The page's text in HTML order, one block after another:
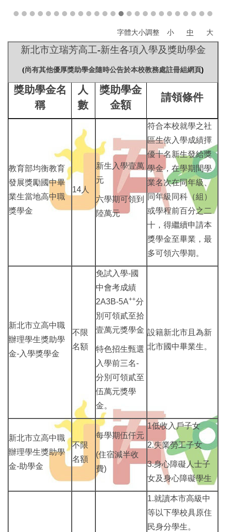
字體大小調整 小 中 大
新北市立瑞芳高工-新生各項入學及獎助學金
(尚有其他優厚獎助學金隨時公告於本校教務處註冊組網頁)
獎助學金名
稱
人
數
獎助學金
金額
請領條件
教育部均衡教育
發展獎勵國中畢
業生當地高中職
獎學金
14人
新生入學壹萬
元
六學期可領到
陸萬元
符合本校就學之社
區生依入學成績擇
優十名新生發給獎
學金，在學期間學
業名次在同年級、
同年級同科（組）
或學程前百分之二
十，得繼續申請本
獎學金至畢業，最
多可領六學期。
新北市立高中職
辦理學生獎助學
金-入學獎學金
不限
名額
免試入學-國
中會考成績
2A3B-5A++分
別可領貳至拾
壹萬元獎學金
特色招生甄選
入學前三名-
分別可領貳至
伍萬元獎學
金。
設籍新北市且為新
北市國中畢業生。
新北市立高中職
辦理學生獎助學
金-助學金
不限
名額
每學期伍仟元
(住宿減半收
費)
1低收入戶子女
2.失業勞工子女
3.身心障礙人士子
女及身心障礙學生
1.就讀本市高級中
等以下學校具原住
民身分學生。